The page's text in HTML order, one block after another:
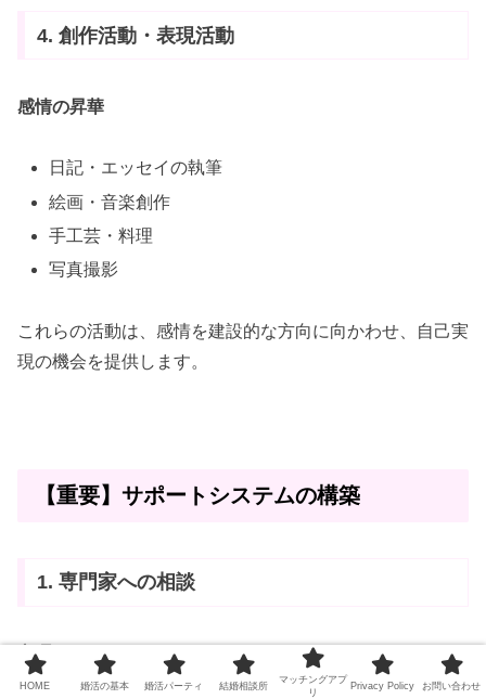
4. 創作活動・表現活動
感情の昇華
日記・エッセイの執筆
絵画・音楽創作
手工芸・料理
写真撮影
これらの活動は、感情を建設的な方向に向かわせ、自己実
現の機会を提供します。
【重要】サポートシステムの構築
1. 専門家への相談
心理カウンセラー
HOME 婚活の基本 婚活パーティ 結婚相談所
マッチングアプ
リ
Privacy Policy お問い合わせ